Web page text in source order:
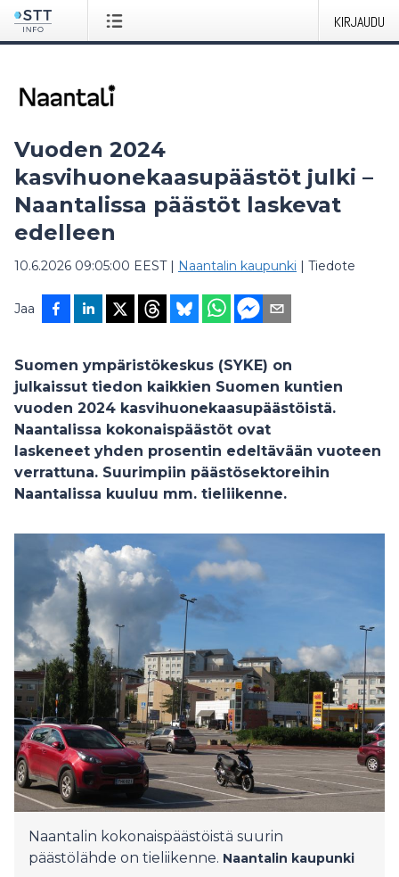
KIRJAUDU
Vuoden 2024
kasvihuonekaasupäästöt julki –
Naantalissa päästöt laskevat
edelleen
10.6.2026 09:05:00 EEST| Naantalin kaupunki | Tiedote
Jaa
Suomen ympäristökeskus (SYKE) on
julkaissut tiedon kaikkien Suomen kuntien
vuoden 2024 kasvihuonekaasupäästöistä.
Naantalissa kokonaispäästöt ovat
laskeneet yhden prosentin edeltävään vuoteen
verrattuna. Suurimpiin päästösektoreihin
Naantalissa kuuluu mm. tieliikenne.
Naantalin kokonaispäästöistä suurin
päästölähde on tieliikenne. Naantalin kaupunki